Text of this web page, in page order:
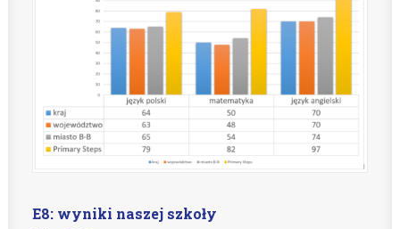
E8: wyniki naszej szkoły